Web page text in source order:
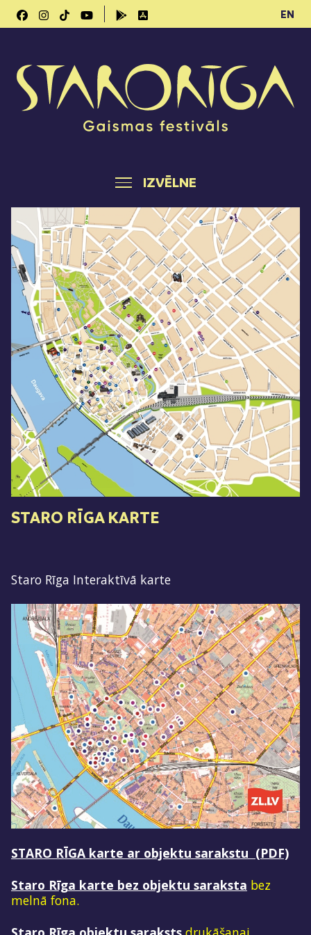
EN
IZVĒLNE
STARO RĪGA KARTE
Staro Rīga Interaktīvā karte
STARO RĪGA karte ar objektu sarakstu (PDF)
Staro Rīga karte bez objektu saraksta bez
melnā fona.